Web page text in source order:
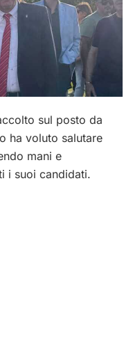
sul posto da
ha voluto salutare
mani e
i suoi candidati.